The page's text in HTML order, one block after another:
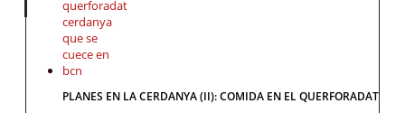
PLANES EN LA CERDANYA (II): COMIDA EN EL QUERFORADAT